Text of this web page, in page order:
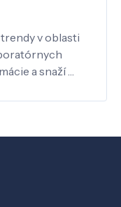
v oblasti
a snaží …